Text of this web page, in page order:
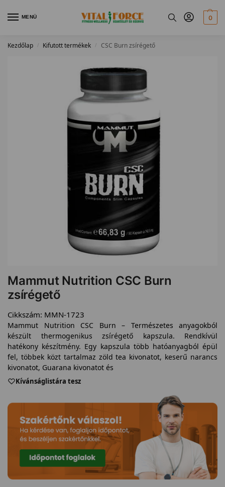
MENÜ 0
Kezdőlap / Kifutott termékek / CSC Burn zsírégető
Mammut Nutrition CSC Burn
zsírégető
Cikkszám: MMN-1723
Mammut Nutrition CSC Burn – Természetes anyagokból
készült thermogenikus zsírégető kapszula. Rendkívül
hatékony készítmény. Egy kapszula több hatóanyagból épül
fel, többek közt tartalmaz zöld tea kivonatot, keserű narancs
kivonatot, Guarana kivonatot és
Kívánságlistára tesz